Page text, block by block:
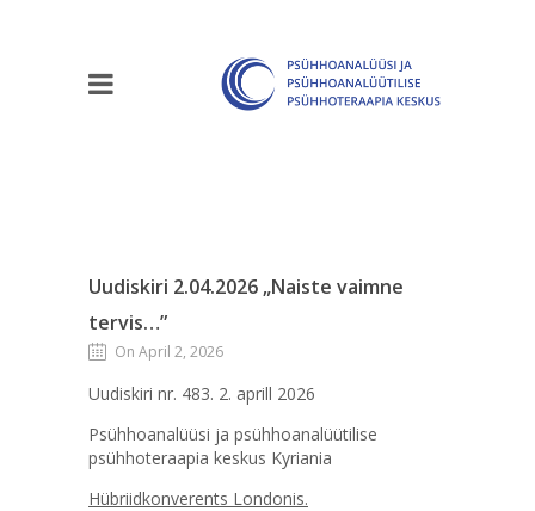
Uudiskiri 2.04.2026 „Naiste vaimne
tervis…”
On April 2, 2026
Uudiskiri nr. 483. 2. aprill 2026
Psühhoanalüüsi ja psühhoanalüütilise
psühhoteraapia keskus Kyriania
Hübriidkonverents Londonis.